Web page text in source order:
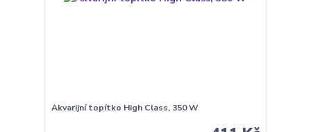
Akvarijní topítko High Class, 350 W